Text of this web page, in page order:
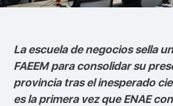
La escuela de negocios sella
FAEEM para consolidar su
provincia tras el inesperado
es la primera vez que ENAE